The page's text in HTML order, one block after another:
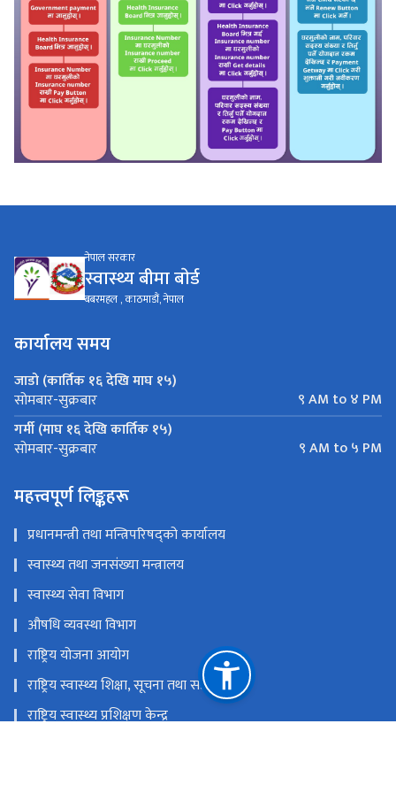
नेपाल सरकार
स्वास्थ्य बीमा बाेर्ड
बबरमहल , काठमाडौं, नेपाल
कार्यालय समय
जाडो (कार्तिक १६ देखि माघ १५)
सोमबार-सुक्रबार
९ AM to ४ PM
गर्मी (माघ १६ देखि कार्तिक १५)
सोमबार-सुक्रबार ९ AM to ५ PM
महत्त्वपूर्ण लिङ्कहरू
प्रधानमन्त्री तथा मन्त्रिपरिषद्को कार्यालय
स्वास्थ्य तथा जनसंख्या मन्त्रालय
स्वास्थ्य सेवा विभाग
औषधि व्यवस्था विभाग
राष्ट्रिय योजना आयोग
राष्ट्रिय स्वास्थ्य शिक्षा, सूचना तथा सञ्चार केन्द्र
राष्ट्रिय स्वास्थ्य प्रशिक्षण केन्द्र